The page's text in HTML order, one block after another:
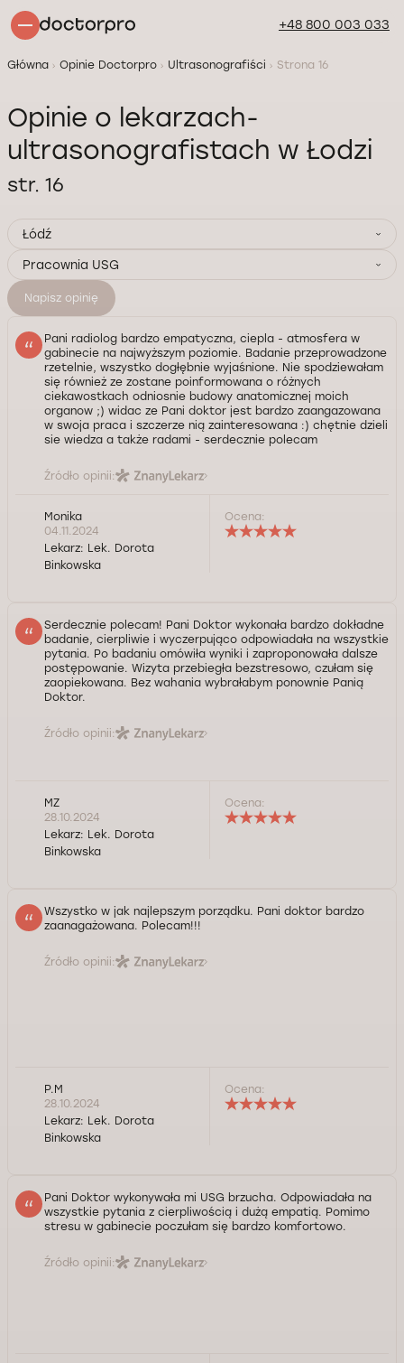
+48 800 003 033
Główna Opinie Doctorpro Ultrasonografiści Strona 16
Opinie o lekarzach-
ultrasonografistach w Łodzi
str. 16
Łódź
Pracownia USG
Napisz opinię
Pani radiolog bardzo empatyczna, ciepla - atmosfera w
gabinecie na najwyższym poziomie. Badanie przeprowadzone
rzetelnie, wszystko dogłębnie wyjaśnione. Nie spodziewałam
się również ze zostane poinformowana o różnych
ciekawostkach odniosnie budowy anatomicznej moich
organow ;) widac ze Pani doktor jest bardzo zaangazowana
w swoja praca i szczerze nią zainteresowana :) chętnie dzieli
sie wiedza a także radami - serdecznie polecam
Źródło opinii:
Monika
04.11.2024
Lekarz: Lek. Dorota
Binkowska
Ocena:
Serdecznie polecam! Pani Doktor wykonała bardzo dokładne
badanie, cierpliwie i wyczerpująco odpowiadała na wszystkie
pytania. Po badaniu omówiła wyniki i zaproponowała dalsze
postępowanie. Wizyta przebiegła bezstresowo, czułam się
zaopiekowana. Bez wahania wybrałabym ponownie Panią
Doktor.
Źródło opinii:
MZ
28.10.2024
Lekarz: Lek. Dorota
Binkowska
Ocena:
Wszystko w jak najlepszym porządku. Pani doktor bardzo
zaanagażowana. Polecam!!!
Źródło opinii:
P.M
28.10.2024
Lekarz: Lek. Dorota
Binkowska
Ocena:
Pani Doktor wykonywała mi USG brzucha. Odpowiadała na
wszystkie pytania z cierpliwością i dużą empatią. Pomimo
stresu w gabinecie poczułam się bardzo komfortowo.
Źródło opinii: